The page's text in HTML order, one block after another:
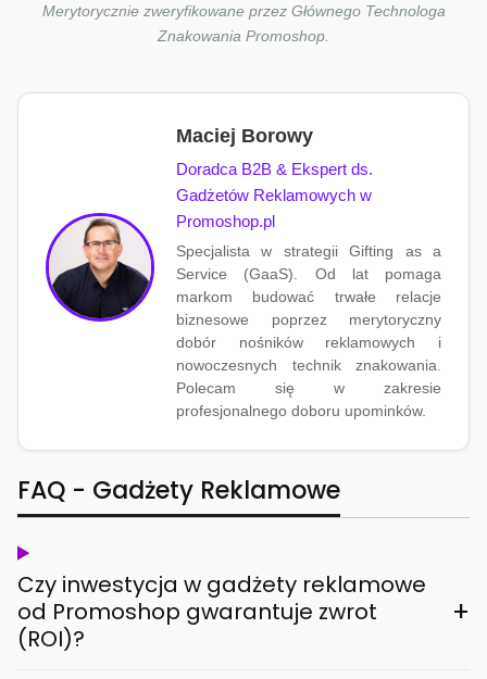
Merytorycznie zweryfikowane przez Głównego Technologa
Znakowania Promoshop.
Maciej Borowy
Doradca B2B & Ekspert ds.
Gadżetów Reklamowych w
Promoshop.pl
Specjalista w strategii Gifting as a
Service (GaaS). Od lat pomaga
markom budować trwałe relacje
biznesowe poprzez merytoryczny
dobór nośników reklamowych i
nowoczesnych technik znakowania.
Polecam się w zakresie
profesjonalnego doboru upominków.
FAQ - Gadżety Reklamowe
Czy inwestycja w gadżety reklamowe
od Promoshop gwarantuje zwrot
(ROI)?
+